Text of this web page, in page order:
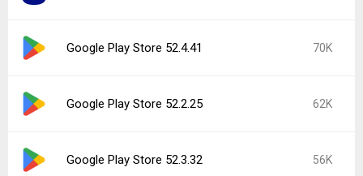
Google Play Store 52.4.41 70K
Google Play Store 52.2.25 62K
Google Play Store 52.3.32 56K